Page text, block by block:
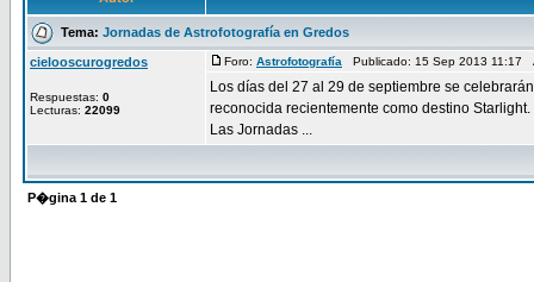
Tema: Jornadas de Astrofotografía en Gredos
cielooscurogredos
Respuestas: 0
Lecturas: 22099
Foro: Astrofotografía Publicado: 15 Sep 2013 11:17
Los días del 27 al 29 de septiembre se
reconocida recientemente como destino Starlight.
Las Jornadas ...
P�gina 1 de 1